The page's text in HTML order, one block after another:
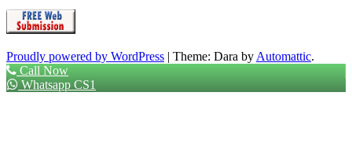
Proudly powered by WordPress | Theme: Dara by Automattic.
Call Now
Whatsapp CS1